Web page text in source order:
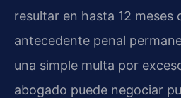
resultar en hasta 12 meses
antecedente penal
una simple multa por
abogado puede negociar